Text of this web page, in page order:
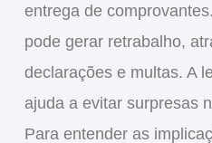
entrega de
pode gerar retrabalho,
declarações e multas. A
ajuda a evitar surpresas
Para entender as